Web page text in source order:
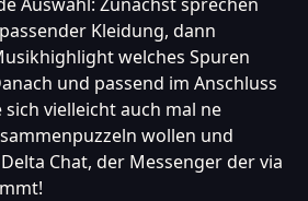
Kleidung, dann
welches Spuren
und passend im Anschluss
vielleicht auch mal ne
wollen und
Chat, der Messenger der via